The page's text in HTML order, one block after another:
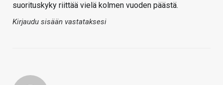
suorituskyky riittää vielä kolmen vuoden päästä.
Kirjaudu sisään vastataksesi